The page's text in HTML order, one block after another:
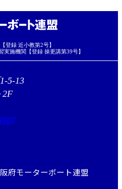
登録 近小教第2号】
施機関【登録 操更講第39号】
5-13
2F
府モーターボート連盟